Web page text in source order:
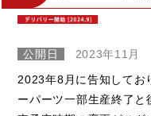
公開日
2023年11月
2023年8月に告知してお
ーパーツ一部生産終了